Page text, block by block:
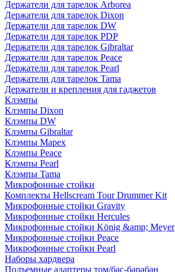
Держатели для тарелок Arborea
Держатели для тарелок Dixon
Держатели для тарелок DW
Держатели для тарелок PDP
Держатели для тарелок Gibraltar
Держатели для тарелок Peace
Держатели для тарелок Pearl
Держатели для тарелок Tama
Держатели и крепления для гаджетов
Клэмпы
Клэмпы Dixon
Клэмпы DW
Клэмпы Gibraltar
Клэмпы Mapex
Клэмпы Peace
Клэмпы Pearl
Клэмпы Tama
Микрофонные стойки
Комплекты Hellscream Tour Drummer Kit
Микрофонные стойки Gravity
Микрофонные стойки Hercules
Микрофонные стойки König &amp; Meyer
Микрофонные стойки Peace
Микрофонные стойки Pearl
Наборы хардвера
Подъемные адаптеры том/бас-барабан